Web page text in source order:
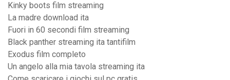
Kinky boots film streaming
La madre download ita
Fuori in 60 secondi film streaming
Black panther streaming ita tantifilm
Exodus film completo
Un angelo alla mia tavola streaming ita